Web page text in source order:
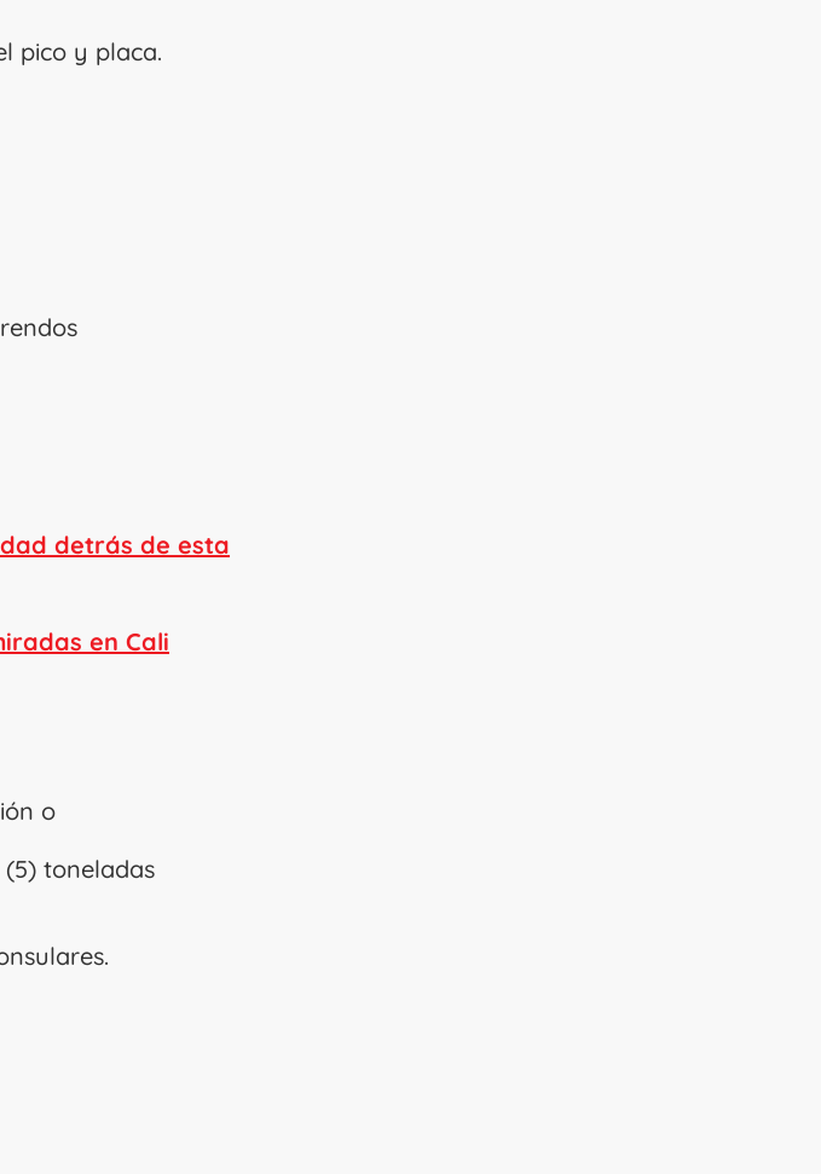
pico y placa.
detrás de esta
en Cali
o
toneladas